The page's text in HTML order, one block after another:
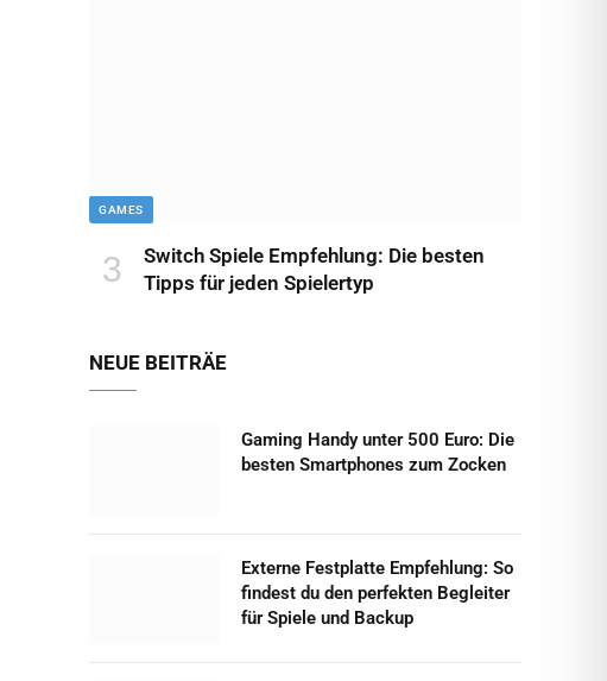
GAMES
Switch Spiele Empfehlung: Die besten
Tipps für jeden Spielertyp
NEUE BEITRÄE
Gaming Handy unter 500 Euro: Die
besten Smartphones zum Zocken
Externe Festplatte Empfehlung: So
findest du den perfekten Begleiter
für Spiele und Backup